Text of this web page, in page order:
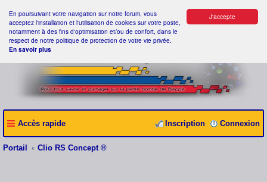
J'accepte
En poursuivant votre navigation sur notre forum, vous
acceptez l'installation et l'utilisation de cookies sur votre poste,
notamment à des fins d'optimisation et/ou de confort, dans le
respect de notre politique de protection de votre vie privée.
En savoir plus
Accès rapide Connexion
Inscription
Portail Clio RS Concept ®